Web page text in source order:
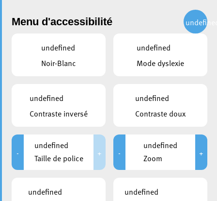
Administration
Nonnewisen
Menu d'accessibilité
undefined
Noir-Blanc
undefined
Mode dyslexie
undefined
Contraste inversé
undefined
Contraste doux
-
undefined
Taille de police
+ -
undefined
Zoom
+
undefined
undefined